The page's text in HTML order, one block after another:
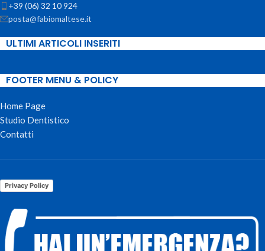
+39 (06) 32 10 924
posta@fabiomaltese.it
ULTIMI ARTICOLI INSERITI
FOOTER MENU & POLICY
Home Page
Studio Dentistico
Contatti
Privacy Policy